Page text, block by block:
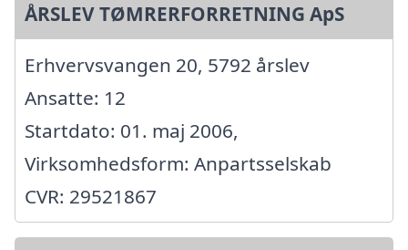
ÅRSLEV TØMRERFORRETNING ApS
Erhvervsvangen 20, 5792 årslev
Ansatte: 12
Startdato: 01. maj 2006,
Virksomhedsform: Anpartsselskab
CVR: 29521867